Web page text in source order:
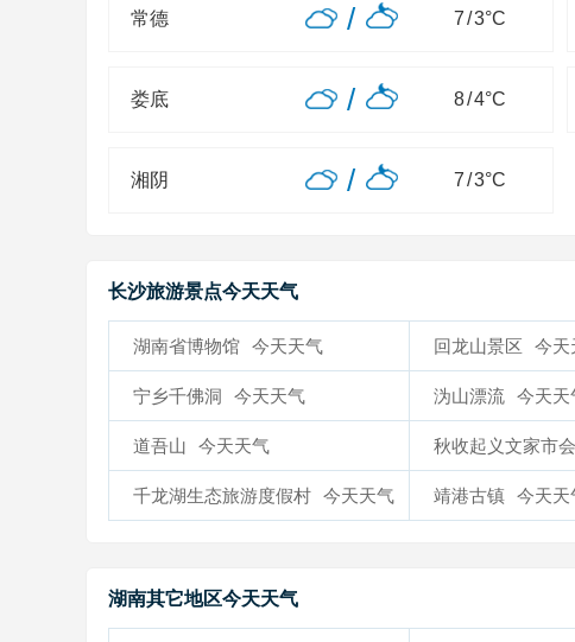
常德 / 7/3°C
娄底 / 8/4°C
湘阴 / 7/3°C
长沙旅游景点今天天气
湖南省博物馆 今天天气 回龙山景区 今天
宁乡千佛洞 今天天气 沩山漂流 今天天
道吾山 今天天气 秋收起义文家市
气
千龙湖生态旅游度假村 今天天气 靖港古镇 今天天
湖南其它地区今天天气